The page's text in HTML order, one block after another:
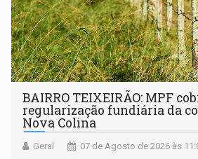
BAIRRO TEIXEIRÃO: MPF
regularização fundiária da
Nova Colina
Geral 07 de Agosto de 2026 às